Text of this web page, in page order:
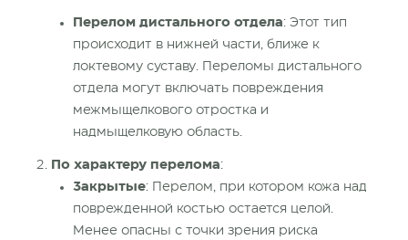
Перелом дистального отдела: Этот тип
происходит в нижней части, ближе к
локтевому суставу. Переломы дистального
отдела могут включать повреждения
межмыщелкового отростка и
надмыщелковую область.
По характеру перелома:
Закрытые: Перелом, при котором кожа над
поврежденной костью остается целой.
Менее опасны с точки зрения риска